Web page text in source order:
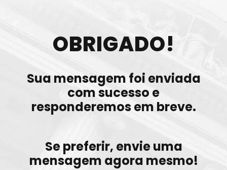
OBRIGADO!
Sua mensagem foi enviada
com sucesso e
responderemos em breve.
Se preferir, envie uma
mensagem agora mesmo!